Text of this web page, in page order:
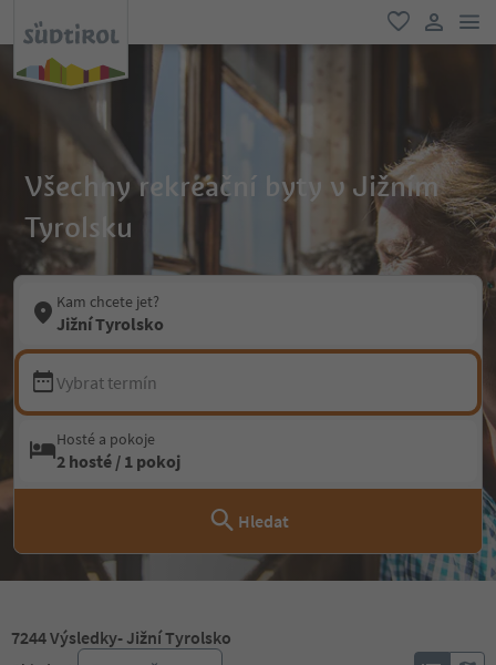
oblíbené
Všechny rekreační byty v Jižním
Tyrolsku
Kam chcete jet?
Jižní Tyrolsko
Vybrat termín
Hosté a pokoje
2 hosté / 1 pokoj
Hledat
7244Výsledky- Jižní Tyrolsko